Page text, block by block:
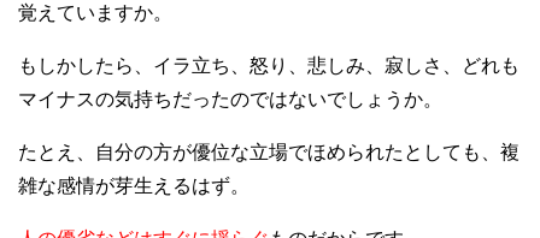
覚えていますか。
もしかしたら、イラ立ち、怒り、悲しみ、寂しさ、どれも
マイナスの気持ちだったのではないでしょうか。
たとえ、自分の方が優位な立場でほめられたとしても、複
雑な感情が芽生えるはず。